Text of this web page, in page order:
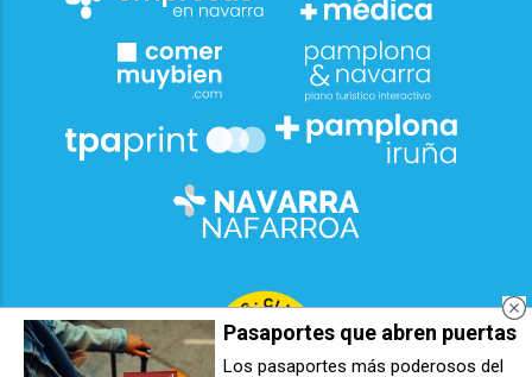
Pasaportes que abren puertas
Los pasaportes más poderosos del